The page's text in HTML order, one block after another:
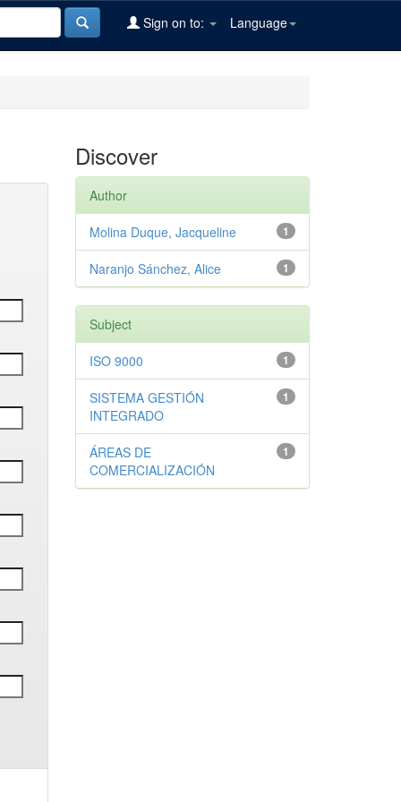
Language
Sign on to:
Discover
Author
1
Molina Duque, Jacqueline
1
Naranjo Sánchez, Alice
Subject
1
ISO 9000
1
SISTEMA GESTIÓN
INTEGRADO
1
ÁREAS DE
COMERCIALIZACIÓN